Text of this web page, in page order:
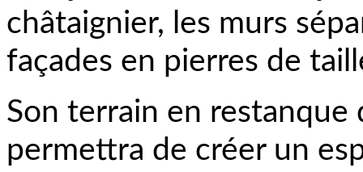
châtaignier, les murs
façades en pierres de
Son terrain en
permettra de créer un